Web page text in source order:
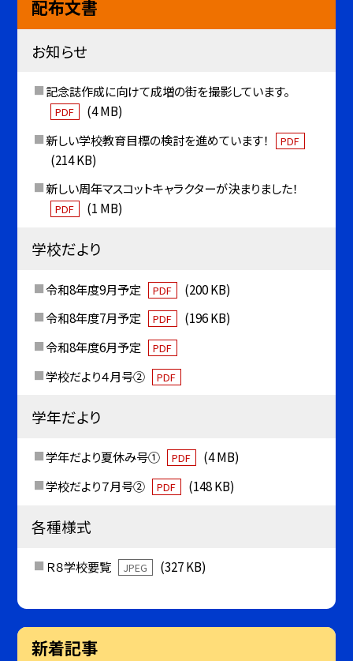
配布文書
お知らせ
記念誌作成に向けて成増の街を撮影しています。
PDF
(4 MB)
新しい学校教育目標の検討を進めています！
PDF
(214 KB)
新しい周年マスコットキャラクターが決まりました！
PDF (1 MB)
学校だより
令和8年度9月予定 PDF
(200 KB)
令和8年度7月予定
PDF
(196 KB)
令和8年度6月予定
PDF
学校だより４月号② PDF
学年だより
学年だより夏休み号① PDF
(4 MB)
学校だより７月号②
PDF (148 KB)
各種様式
Ｒ８学校要覧 JPEG (327 KB)
新着記事